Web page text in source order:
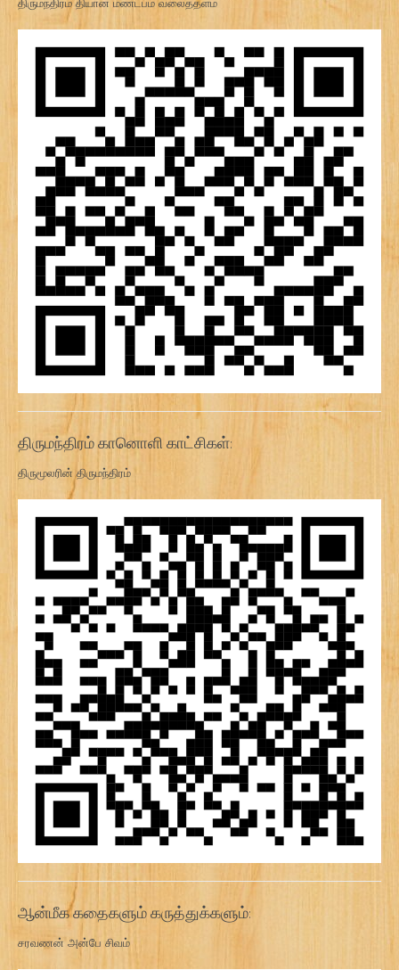
திருமந்திரம் கானொளி காட்சிகள்:
திருமூலரின் திருமந்திரம்
ஆன்மீக கதைகளும் கருத்துக்களும்:
சரவணன் அன்பே சிவம்